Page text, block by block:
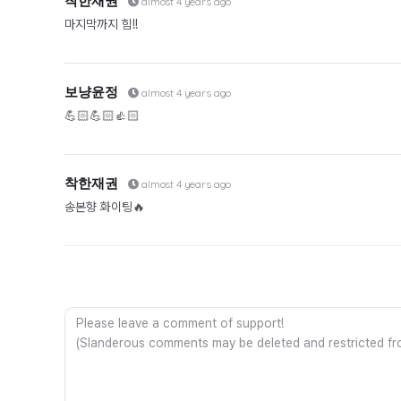
마지막까지 힘!!
보냥윤정 almost 4 years ago
💪🏻💪🏻👍🏻
착한재권 almost 4 years ago
송본향 화이팅🔥